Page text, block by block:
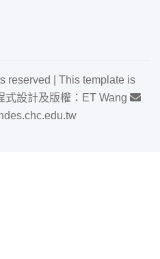
reserved | This template is
式設計及版權：ET Wang